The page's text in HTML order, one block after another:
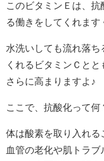
このビタミンＥは、
る働きをしてくれます
水洗いしても流れ落
くれるビタミンＣと
さらに高まりますよ♪
ここで、抗酸化って何
体は酸素を取り入れる
血管の老化や肌トラ